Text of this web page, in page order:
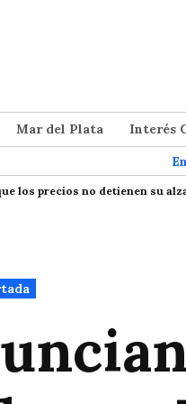
Mar del Plata Interés
los precios no detienen su